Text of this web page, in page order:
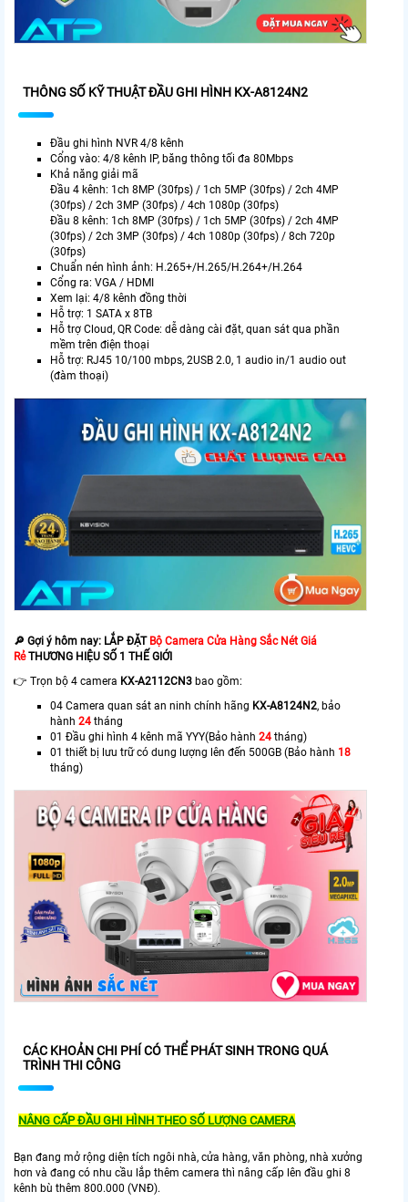
THÔNG SỐ KỸ THUẬT ĐẦU GHI HÌNH KX-A8124N2
Đầu ghi hình NVR 4/8 kênh
Cổng vào: 4/8 kênh IP, băng thông tối đa 80Mbps
Khả năng giải mã
Đầu 4 kênh: 1ch 8MP (30fps) / 1ch 5MP (30fps) / 2ch 4MP
(30fps) / 2ch 3MP (30fps) / 4ch 1080p (30fps)
Đầu 8 kênh: 1ch 8MP (30fps) / 1ch 5MP (30fps) / 2ch 4MP
(30fps) / 2ch 3MP (30fps) / 4ch 1080p (30fps) / 8ch 720p
(30fps)
Chuẩn nén hình ảnh: H.265+/H.265/H.264+/H.264
Cổng ra: VGA / HDMI
Xem lại: 4/8 kênh đồng thời
Hỗ trợ: 1 SATA x 8TB
Hỗ trợ Cloud, QR Code: dễ dàng cài đặt, quan sát qua phần
mềm trên điện thoại
Hỗ trợ: RJ45 10/100 mbps, 2USB 2.0, 1 audio in/1 audio out
(đàm thoại)
🔎 Gợi ý hôm nay: LẮP ĐẶT Bộ Camera Cửa Hàng Sắc Nét Giá
RẻTHƯƠNG HIỆU SỐ 1 THẾ GIỚI
👉 Trọn bộ 4 camera KX-A2112CN3 bao gồm:
04 Camera quan sát an ninh chính hãng KX-A8124N2, bảo
hành 24 tháng
01 Đầu ghi hình 4 kênh mã YYY(Bảo hành 24 tháng)
01 thiết bị lưu trữ có dung lượng lên đến 500GB (Bảo hành 18
tháng)
CÁC KHOẢN CHI PHÍ CÓ THỂ PHÁT SINH TRONG QUÁ
TRÌNH THI CÔNG
NÂNG CẤP ĐẦU GHI HÌNH THEO SỐ LƯỢNG CAMERA
Bạn đang mở rộng diện tích ngôi nhà, cửa hàng, văn phòng, nhà xưởng
hơn và đang có nhu cầu lắp thêm camera thì nâng cấp lên đầu ghi 8
kênh bù thêm 800.000 (VNĐ).